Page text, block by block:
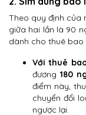
Theo quy định của
giữa hai lần là 90
dành cho thuê bao
Với thuê
đương180
điểm này,
chuyển đổi
ngược lại.